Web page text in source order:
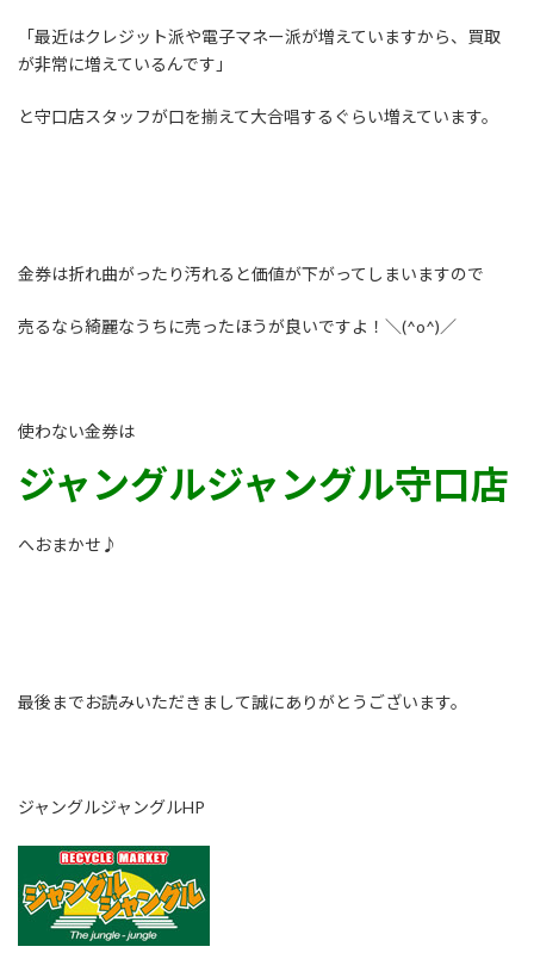
「最近はクレジット派や電子マネー派が増えていますから、買取
が非常に増えているんです」
と守口店スタッフが口を揃えて大合唱するぐらい増えています。
金券は折れ曲がったり汚れると価値が下がってしまいますので
売るなら綺麗なうちに売ったほうが良いですよ！＼(^o^)／
使わない金券は
ジャングルジャングル守口店
へおまかせ♪
最後までお読みいただきまして誠にありがとうございます。
ジャングルジャングルHP